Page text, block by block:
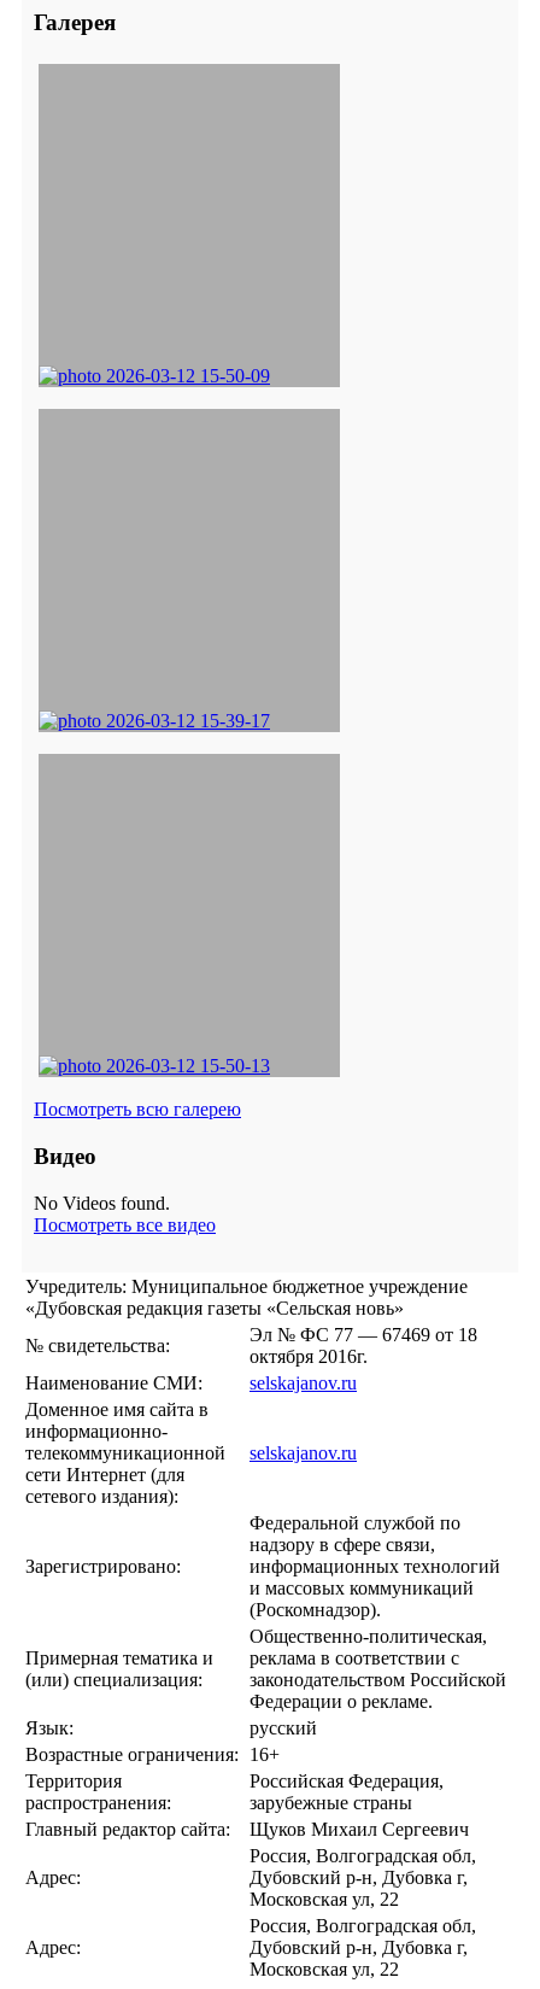
Галерея
Посмотреть всю галерею
Видео
No Videos found.
Посмотреть все видео
Учредитель: Муниципальное бюджетное учреждение
«Дубовская редакция газеты «Сельская новь»
№ свидетельства:
Эл № ФС 77 — 67469 от 18
октября 2016г.
Наименование СМИ:
selskajanov.ru
Доменное имя сайта в
информационно-
телекоммуникационной
сети Интернет (для
сетевого издания):
selskajanov.ru
Зарегистрировано:
Федеральной службой по
надзору в сфере связи,
информационных технологий
и массовых коммуникаций
(Роскомнадзор).
Примерная тематика и
(или) специализация:
Общественно-политическая,
реклама в соответствии с
законодательством Российской
Федерации о рекламе.
Язык:
русский
Возрастные ограничения:
16+
Территория
распространения:
Российская Федерация,
зарубежные страны
Главный редактор сайта:
Щуков Михаил Сергеевич
Адрес:
Россия, Волгоградская обл,
Дубовский р-н, Дубовка г,
Московская ул, 22
Адрес:
Россия, Волгоградская обл,
Дубовский р-н, Дубовка г,
Московская ул, 22